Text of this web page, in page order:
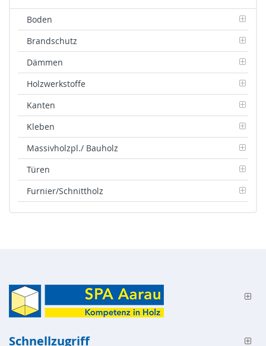
Boden
Brandschutz
Dämmen
Holzwerkstoffe
Kanten
Kleben
Massivholzpl./ Bauholz
Türen
Furnier/Schnittholz
Schnellzugriff